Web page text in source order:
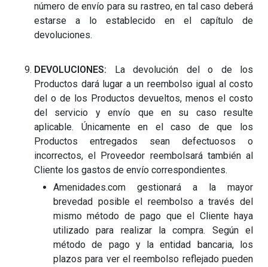
número de envío para su rastreo, en tal caso deberá
estarse a lo establecido en el capítulo de
devoluciones.
DEVOLUCIONES: La devolución del o de los
Productos dará lugar a un reembolso igual al costo
del o de los Productos devueltos, menos el costo
del servicio y envío que en su caso resulte
aplicable. Únicamente en el caso de que los
Productos entregados sean defectuosos o
incorrectos, el Proveedor reembolsará también al
Cliente los gastos de envío correspondientes.
Amenidades.com gestionará a la mayor
brevedad posible el reembolso a través del
mismo método de pago que el Cliente haya
utilizado para realizar la compra. Según el
método de pago y la entidad bancaria, los
plazos para ver el reembolso reflejado pueden